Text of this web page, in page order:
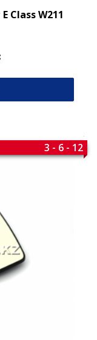
Class W211
3 - 6 - 12